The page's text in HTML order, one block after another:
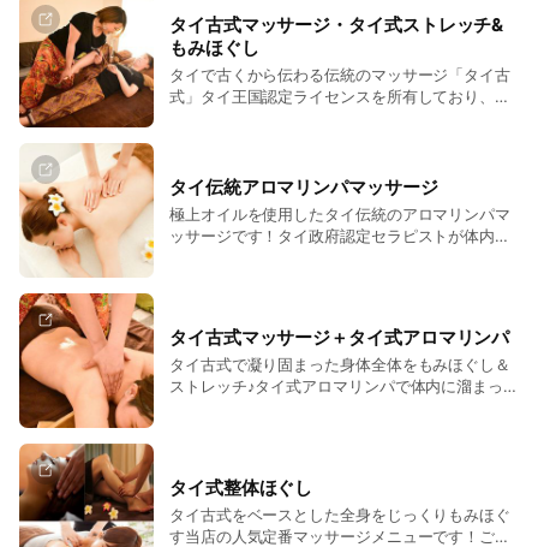
タイ古式マッサージ・タイ式ストレッチ&
もみほぐし
タイで古くから伝わる伝統のマッサージ「タイ古
式」タイ王国認定ライセンスを所有しており、本
タイ伝統アロマリンパマッサージ
極上オイルを使用したタイ伝統のアロマリンパマ
ッサージです！タイ政府認定セラピストが体内に
タイ古式マッサージ＋タイ式アロマリンパ
タイ古式で凝り固まった身体全体をもみほぐし＆
ストレッチ♪タイ式アロマリンパで体内に溜まった
タイ式整体ほぐし
タイ古式をベースとした全身をじっくりもみほぐ
す当店の人気定番マッサージメニューです！ご希